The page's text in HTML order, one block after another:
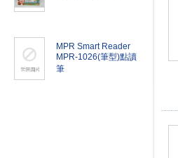
MPR Smart Reader
MPR-1026(筆型)點讀
筆